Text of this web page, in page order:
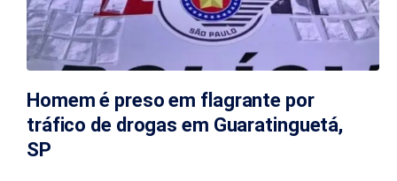
Homem é preso em flagrante por
tráfico de drogas em Guaratinguetá,
SP